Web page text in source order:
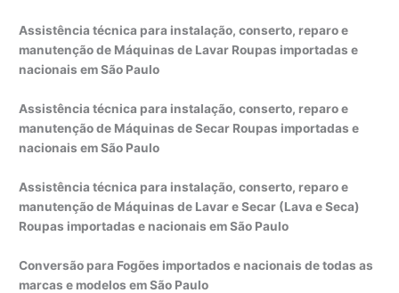
Assistência técnica para instalação, conserto, reparo e
manutenção de Máquinas de Lavar Roupas importadas e
nacionais em São Paulo
Assistência técnica para instalação, conserto, reparo e
manutenção de Máquinas de Secar Roupas importadas e
nacionais em São Paulo
Assistência técnica para instalação, conserto, reparo e
manutenção de Máquinas de Lavar e Secar (Lava e Seca)
Roupas importadas e nacionais em São Paulo
Conversão para Fogões importados e nacionais de todas as
marcas e modelos em São Paulo